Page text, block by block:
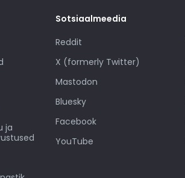
ja
Sotsiaalmeedia
Reddit
X (formerly Twitter)
Mastodon
Bluesky
Facebook
YouTube